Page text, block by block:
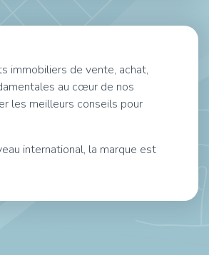
immobiliers de vente, achat,
au cœur de nos
les meilleurs conseils pour
international, la marque est